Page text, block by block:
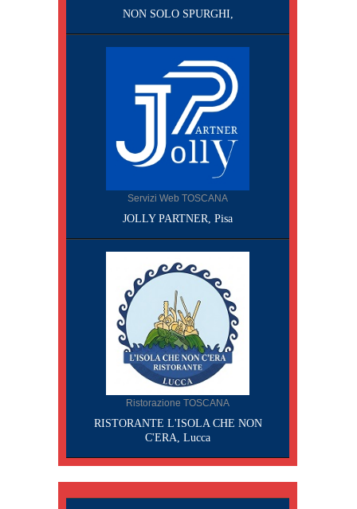
NON SOLO SPURGHI,
Servizi Web TOSCANA
JOLLY PARTNER, Pisa
Ristorazione TOSCANA
RISTORANTE L'ISOLA CHE NON
C'ERA, Lucca